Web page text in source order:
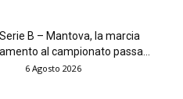
B – Mantova, la marcia
al campionato passa...
6 Agosto 2026